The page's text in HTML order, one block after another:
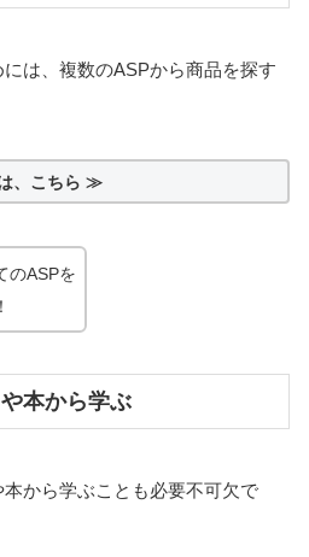
は、複数のASPから商品を探す
、こちら ≫
のASPを
本から学ぶ
から学ぶことも必要不可欠で